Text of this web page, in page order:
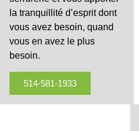
la tranquillité d’esprit dont
vous avez besoin, quand
vous en avez le plus
besoin.
514-581-1933